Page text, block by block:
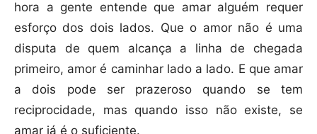
hora a gente entende que amar alguém requer
esforço dos dois lados. Que o amor não é uma
disputa de quem alcança a linha de chegada
primeiro, amor é caminhar lado a lado. E que amar
a dois pode ser prazeroso quando se tem
reciprocidade, mas quando isso não existe, se
amar já é o suficiente.